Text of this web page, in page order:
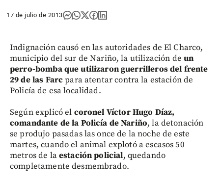
17 de julio de 2013
Indignación causó en las autoridades de El Charco,
municipio del sur de Nariño, la utilización deun
perro-bomba que utilizaron guerrilleros del frente
29 de las Farcpara atentar contra la estación de
Policía de esa localidad.
Según explicó el coronel Víctor Hugo Díaz,
comandante de la Policía de Nariño, la detonación
se produjo pasadas las once de la noche de este
martes, cuando el animal explotó a escasos 50
metros de laestación policial, quedando
completamente desmembrado.